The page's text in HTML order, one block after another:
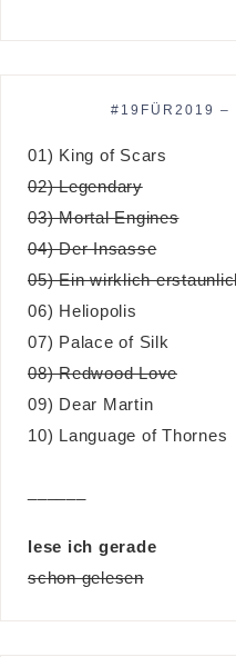
#19FÜR2019 –
01) King of Scars
02) Legendary
03) Mortal Engines
04) Der Insasse
05) Ein wirklich
06) Heliopolis
07) Palace of Silk
08) Redwood Love
09) Dear Martin
10) Language of Thornes
lese ich gerade
schon gelesen